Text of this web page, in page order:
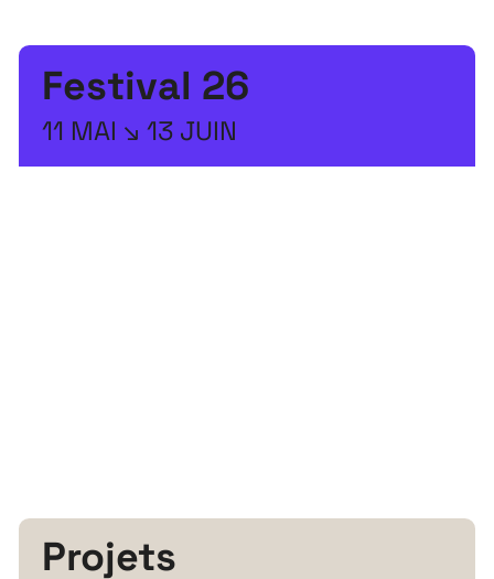
Festival 26
11 MAI ↘ 13 JUIN
Projets